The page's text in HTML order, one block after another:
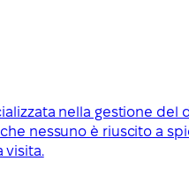
nella gestione
nessuno è riuscito a
visita.